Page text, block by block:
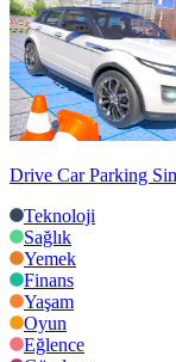
Drive Car Parking
Teknoloji
Sağlık
Yemek
Finans
Yaşam
Oyun
Eğlence